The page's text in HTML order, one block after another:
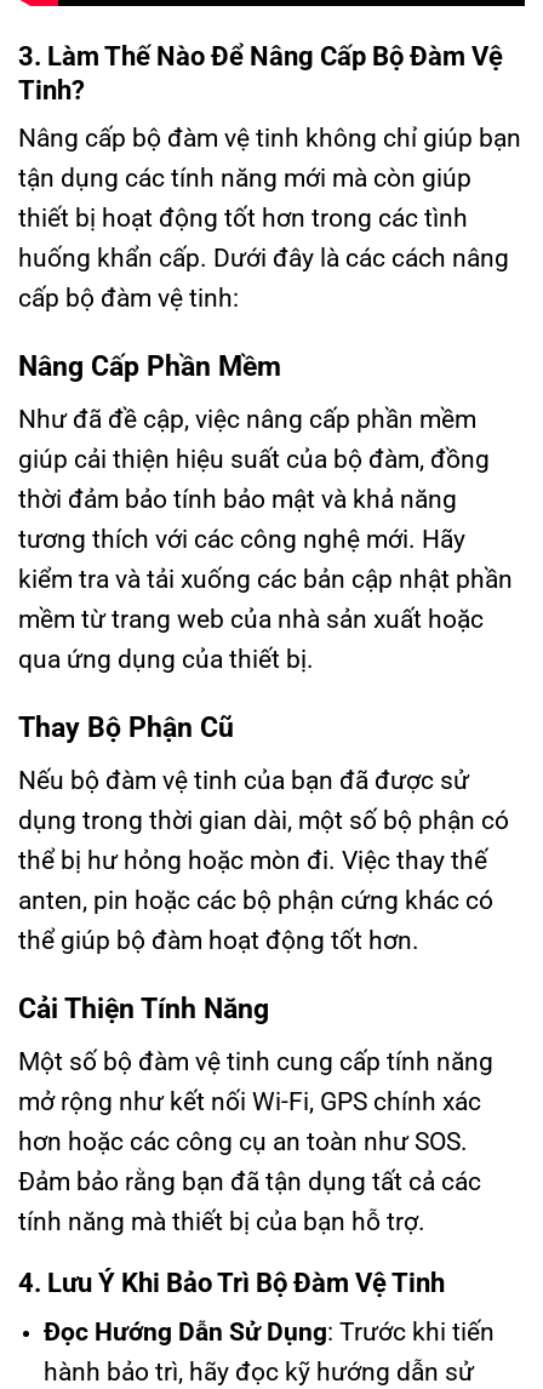
3. Làm Thế Nào Để Nâng Cấp Bộ Đàm Vệ
Tinh?
Nâng cấp bộ đàm vệ tinh không chỉ giúp bạn
tận dụng các tính năng mới mà còn giúp
thiết bị hoạt động tốt hơn trong các tình
huống khẩn cấp. Dưới đây là các cách nâng
cấp bộ đàm vệ tinh:
Nâng Cấp Phần Mềm
Như đã đề cập, việc nâng cấp phần mềm
giúp cải thiện hiệu suất của bộ đàm, đồng
thời đảm bảo tính bảo mật và khả năng
tương thích với các công nghệ mới. Hãy
kiểm tra và tải xuống các bản cập nhật phần
mềm từ trang web của nhà sản xuất hoặc
qua ứng dụng của thiết bị.
Thay Bộ Phận Cũ
Nếu bộ đàm vệ tinh của bạn đã được sử
dụng trong thời gian dài, một số bộ phận có
thể bị hư hỏng hoặc mòn đi. Việc thay thế
anten, pin hoặc các bộ phận cứng khác có
thể giúp bộ đàm hoạt động tốt hơn.
Cải Thiện Tính Năng
Một số bộ đàm vệ tinh cung cấp tính năng
mở rộng như kết nối Wi-Fi, GPS chính xác
hơn hoặc các công cụ an toàn như SOS.
Đảm bảo rằng bạn đã tận dụng tất cả các
tính năng mà thiết bị của bạn hỗ trợ.
4. Lưu Ý Khi Bảo Trì Bộ Đàm Vệ Tinh
Đọc Hướng Dẫn Sử Dụng: Trước khi tiến
hành bảo trì, hãy đọc kỹ hướng dẫn sử